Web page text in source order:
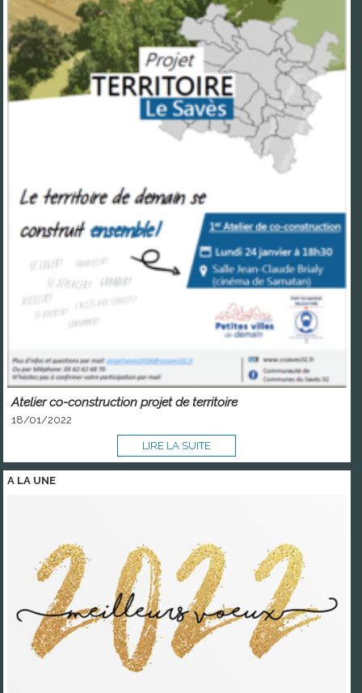
Atelier co-construction projet de territoire
18/01/2022
LIRE LA SUITE
A LA UNE